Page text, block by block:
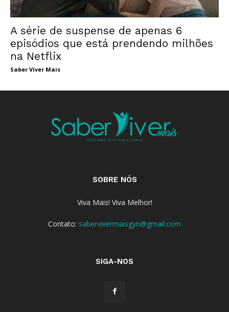
A série de suspense de apenas 6
episódios que está prendendo milhões
na Netflix
Saber Viver Mais
SOBRE NÓS
Viva Mais! Viva Melhor!
Contato: sabervivermaisgyn@gmail.com
SIGA-NOS